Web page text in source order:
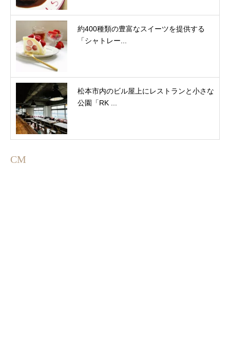
約400種類の豊富なスイーツを提供する
「シャトレー...
松本市内のビル屋上にレストランと小さな
公園「RK ...
CM